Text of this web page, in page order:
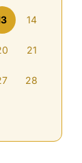
14
21
28